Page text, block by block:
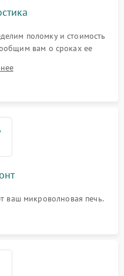
поломку и стоимость
вам о сроках ее
ваш микроволновая печь.